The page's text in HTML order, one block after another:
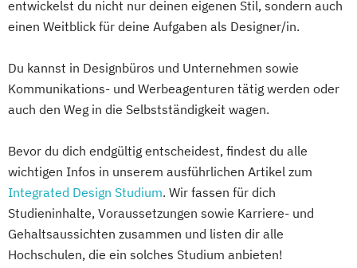
entwickelst du nicht nur deinen eigenen Stil, sondern auch
einen Weitblick für deine Aufgaben als Designer/in.
Du kannst in Designbüros und Unternehmen sowie
Kommunikations- und Werbeagenturen tätig werden oder
auch den Weg in die Selbstständigkeit wagen.
Bevor du dich endgültig entscheidest, findest du alle
wichtigen Infos in unserem ausführlichen Artikel zum
Integrated Design Studium. Wir fassen für dich
Studieninhalte, Voraussetzungen sowie Karriere- und
Gehaltsaussichten zusammen und listen dir alle
Hochschulen, die ein solches Studium anbieten!